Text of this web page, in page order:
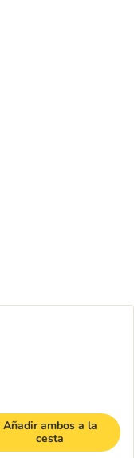
Añadir ambos a la
cesta